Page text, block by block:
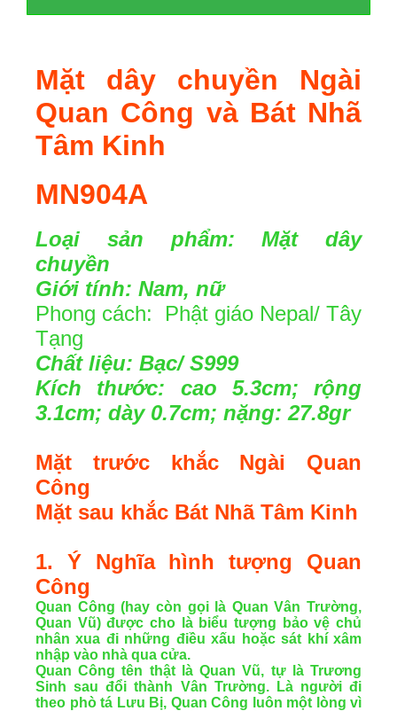
Mặt dây chuyền Ngài
Quan Công và Bát Nhã
Tâm Kinh
MN904A
Loại sản phẩm: Mặt dây
chuyền
Giới tính: Nam, nữ
Phong cách:
Phật giáo Nepal/ Tây
Tạng
Chất liệu: Bạc/ S999
Kích thước: cao 5.3cm; rộng
3.1cm; dày 0.7cm; nặng: 27.8gr
Mặt trước khắc Ngài Quan
Công
Mặt sau khắc Bát Nhã Tâm Kinh
1. Ý Nghĩa hình tượng Quan
Công
Quan Công (hay còn gọi là Quan Vân Trường,
Quan Vũ) được cho là biểu tượng bảo vệ chủ
nhân xua đi những điều xấu hoặc sát khí xâm
nhập vào nhà qua cửa.
Quan Công tên thật là Quan Vũ, tự là Trương
Sinh sau đổi thành Vân Trường. Là người đi
theo phò tá Lưu Bị, Quan Công luôn một lòng vì